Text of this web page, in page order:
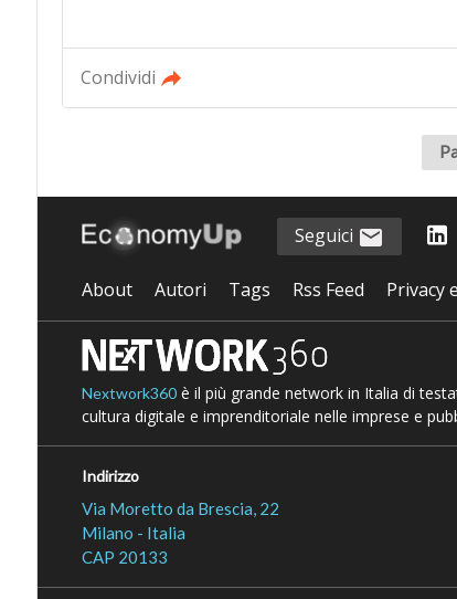
Condividi
Seguici
About Autori Tags Rss Feed Privacy
Nextwork360è il più grande network in Italia di
cultura digitale e imprenditoriale nelle imprese e
Indirizzo
Via Moretto da Brescia, 22
Milano - Italia
CAP 20133